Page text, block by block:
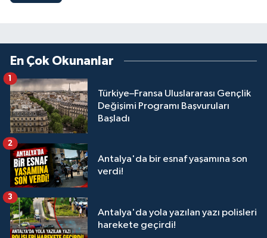
En Çok Okunanlar
Türkiye–Fransa Uluslararası Gençlik
Değişimi Programı Başvuruları
Başladı
1
Antalya'da bir esnaf yaşamına son
verdi!
2
Antalya'da yola yazılan yazı polisleri
harekete geçirdi!
3